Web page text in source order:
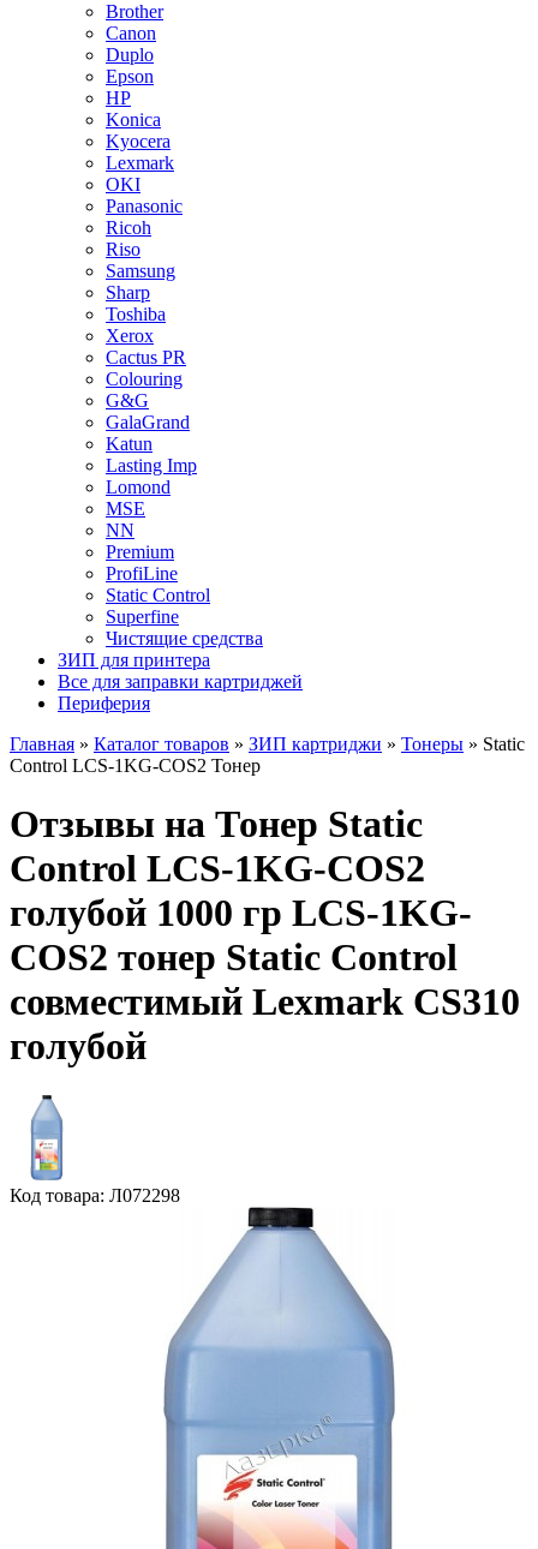
Brother
Canon
Duplo
Epson
HP
Konica
Kyocera
Lexmark
OKI
Panasonic
Ricoh
Riso
Samsung
Sharp
Toshiba
Xerox
Cactus PR
Colouring
G&G
GalaGrand
Katun
Lasting Imp
Lomond
MSE
NN
Premium
ProfiLine
Static Control
Superfine
Чистящие средства
ЗИП для принтера
Все для заправки картриджей
Периферия
Главная » Каталог товаров » ЗИП картриджи » Тонеры » Static
Control LCS-1KG-COS2 Тонер
Отзывы на Тонер Static
Control LCS-1KG-COS2
голубой 1000 гр LCS-1KG-
COS2 тонер Static Control
совместимый Lexmark CS310
голубой
Код товара: Л072298